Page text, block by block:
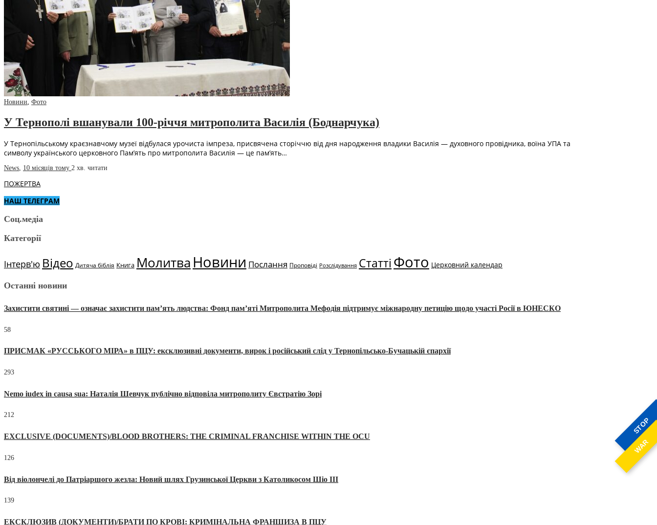
STOP
WAR
Новини, Фото
У Тернополі вшанували 100-річчя митрополита Василія (Боднарчука)
У Тернопільському краєзнавчому музеї відбулася урочиста імпреза, присвячена сторіччю від дня народження владики Василія — духовного провідника, воїна УПА та
символу українського церковного Пам’ять про митрополита Василія — це пам’ять…
News, 10 місяців тому 2 хв. читати
ПОЖЕРТВА
НАШ ТЕЛЕГРАМ
Соц.медіа
Категорії
Інтерв'ю Відео Дитяча біблія Книга МолитваНовини Послання Проповіді Розслідування Статті Фото Церковний календар
Останні новини
Захистити святині — означає захистити пам’ять людства: Фонд пам’яті Митрополита Мефодія підтримує міжнародну петицію щодо участі Росії в ЮНЕСКО
58
ПРИСМАК «РУССЬКОГО МІРА» в ПЦУ: ексклюзивні документи, вирок і російський слід у Тернопільсько-Бучацькій єпархії
293
Nemo iudex in causa sua: Наталія Шевчук публічно відповіла митрополиту Євстратію Зорі
212
EXCLUSIVE (DOCUMENTS)/BLOOD BROTHERS: THE CRIMINAL FRANCHISE WITHIN THE OCU
126
Від віолончелі до Патріаршого жезла: Новий шлях Грузинської Церкви з Католикосом Шіо III
139
ЕКСКЛЮЗИВ (ДОКУМЕНТИ)/БРАТИ ПО КРОВІ: КРИМІНАЛЬНА ФРАНШИЗА В ПЦУ